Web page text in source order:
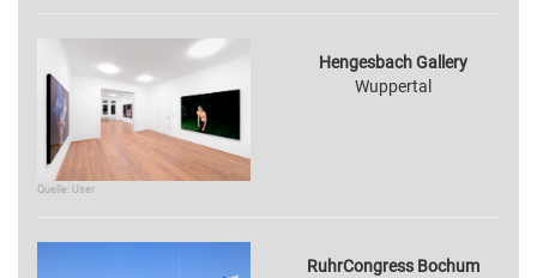
Quelle: User
Hengesbach Gallery
Wuppertal
RuhrCongress Bochum